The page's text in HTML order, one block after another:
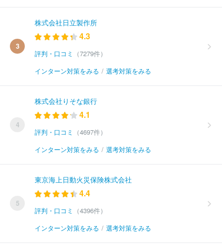
3
株式会社日立製作所
4.3
評判・口コミ
（7279件）
インターン対策をみる / 選考対策をみる
4
株式会社りそな銀行
4.1
評判・口コミ
（4697件）
インターン対策をみる / 選考対策をみる
5
東京海上日動火災保険株式会社
4.4
評判・口コミ
（4396件）
インターン対策をみる / 選考対策をみる